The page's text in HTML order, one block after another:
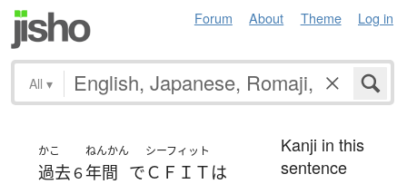
Forum About Theme Log in
All ▾
かこ
過去６
ねんかん
年間 で
シーフィット
ＣＦＩＴ は
Kanji in this
sentence